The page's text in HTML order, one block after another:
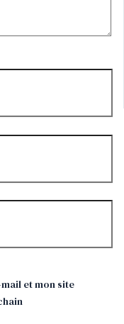
et mon site